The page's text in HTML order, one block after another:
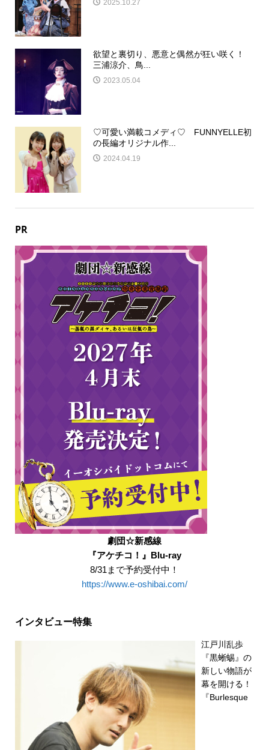
2025.10.27
欲望と裏切り、悪意と偶然が狂い咲く！
三浦涼介、鳥...
2023.05.04
♡可愛い満載コメディ♡ FUNNYELLE初
の長編オリジナル作...
2024.04.19
PR
劇団☆新感線
『アケチコ！』Blu-ray
8/31まで予約受付中！
https://www.e-oshibai.com/
インタビュー特集
江戸川乱歩
『黒蜥蜴』の
新しい物語が
幕を開ける！
『Burlesque